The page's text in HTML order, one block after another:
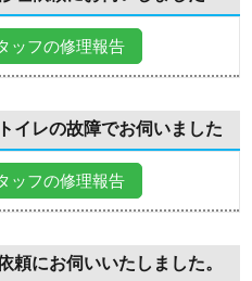
ッフの修理報告
イレの故障でお伺いました
ッフの修理報告
頼にお伺いいたしました。